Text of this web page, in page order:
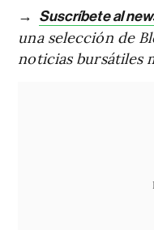
→ Suscríbete al
una selección de
noticias bursátiles